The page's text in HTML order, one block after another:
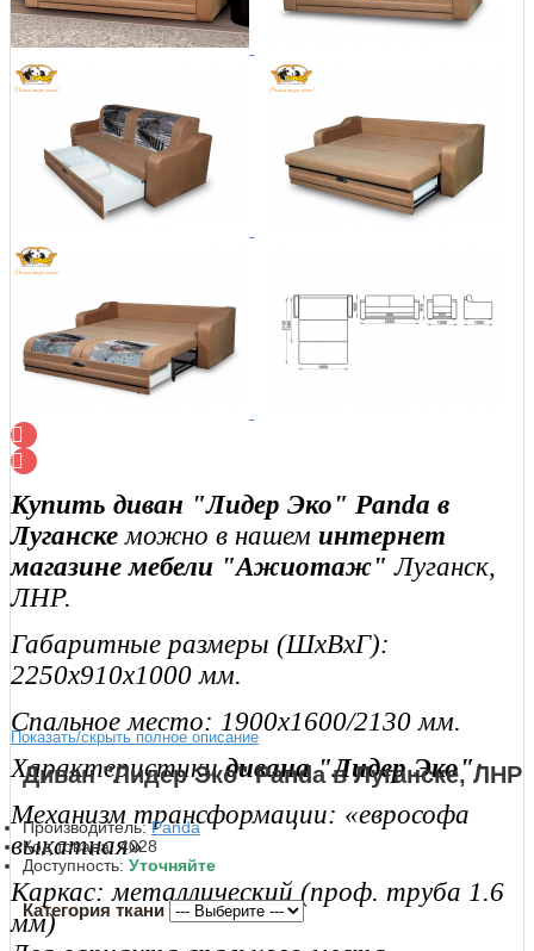
Купить диван "Лидер Эко" Panda в
Луганске можно в нашем интернет
магазине мебели "Ажиотаж" Луганск,
ЛНР.
Габаритные размеры (ШхВхГ):
2250х910х1000 мм.
Спальное место: 1900х1600/2130 мм.
Характеристикидивана "Лидер Эко":
Механизм трансформации: «еврософа
выкатная»
Каркас: металлический (проф. труба 1.6
мм)
Показать/скрыть полное описание
Диван "Лидер Эко" Panda в Луганске, ЛНР
Производитель:Panda
Код товара:4028
Доступность: Уточняйте
Категория ткани